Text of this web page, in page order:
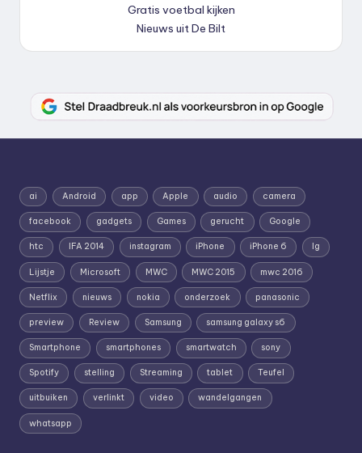
Gratis voetbal kijken
Nieuws uit De Bilt
ai Android app Apple audio camera
facebook gadgets Games gerucht Google
htc IFA 2014 instagram iPhone iPhone 6 lg
Lijstje Microsoft MWC MWC 2015 mwc 2016
Netflix nieuws nokia onderzoek panasonic
preview Review Samsung samsung galaxy s6
Smartphone smartphones smartwatch sony
Spotify stelling Streaming tablet Teufel
uitbuiken verlinkt video wandelgangen
whatsapp